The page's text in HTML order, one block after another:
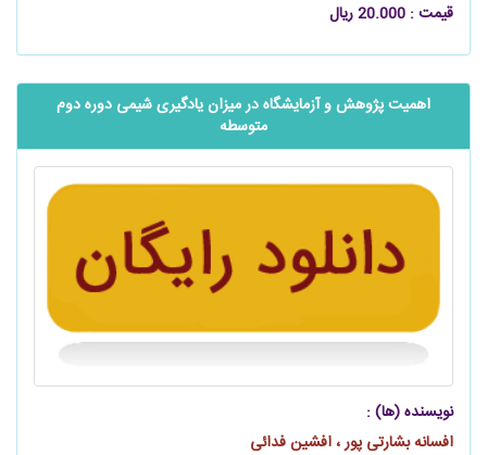
قیمت : 20.000 ریال
اهمیت پژوهش و آزمایشگاه در میزان یادگیری شیمی دوره دوم
متوسطه
نویسنده (ها) :
افسانه بشارتی پور ، افشین فدائی